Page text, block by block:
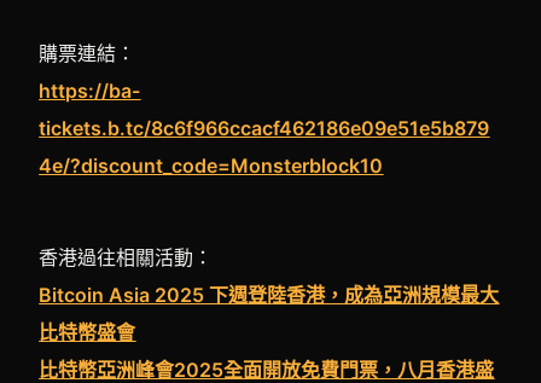
購票連結 ：
https://ba-
tickets.b.tc/8c6f966ccacf462186e09e51e5b879
4e/?discount_code=Monsterblock10
香港過往相關活動：
Bitcoin Asia 2025 下週登陸香港，成為亞洲規模最大
比特幣盛會
比特幣亞洲峰會2025全面開放免費門票，八月香港盛